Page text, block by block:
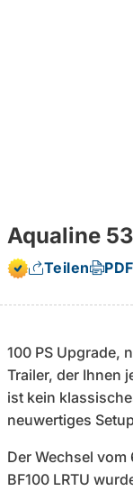
Aqualine
Teilen PDF
100 PS Upgrade,
Trailer, der Ihnen
ist kein
neuwertiges
Der Wechsel
BF100 LRTU